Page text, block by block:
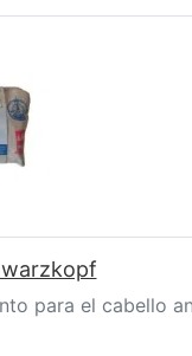
para el cabello